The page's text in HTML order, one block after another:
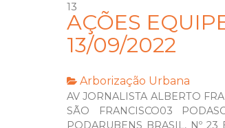
13
AÇÕES
13/09/2022
Arborização Urbana
AV JORNALISTA ALBERTO
SÃO FRANCISCO03
PODARUBENS BRASIL, Nº